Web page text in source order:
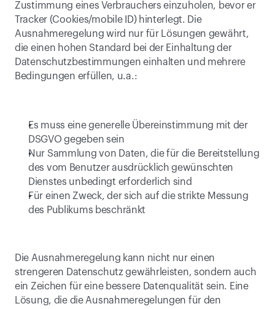
Zustimmung eines Verbrauchers einzuholen, bevor er
Tracker (Cookies/mobile ID) hinterlegt. Die
Ausnahmeregelung wird nur für Lösungen gewährt,
die einen hohen Standard bei der Einhaltung der
Datenschutzbestimmungen einhalten und mehrere
Bedingungen erfüllen, u.a.:
Es muss eine generelle Übereinstimmung mit der
DSGVO gegeben sein
Nur Sammlung von Daten, die für die Bereitstellung
des vom Benutzer ausdrücklich gewünschten
Dienstes unbedingt erforderlich sind
Für einen Zweck, der sich auf die strikte Messung
des Publikums beschränkt
Die Ausnahmeregelung kann nicht nur einen
strengeren Datenschutz gewährleisten, sondern auch
ein Zeichen für eine bessere Datenqualität sein. Eine
Lösung, die die Ausnahmeregelungen für den